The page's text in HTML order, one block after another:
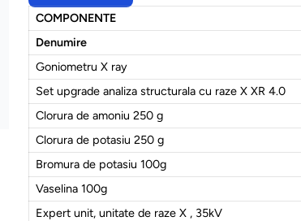
COMPONENTE
Denumire
Goniometru X ray
Set upgrade analiza structurala cu raze X XR 4.0
Clorura de amoniu 250 g
Clorura de potasiu 250 g
Bromura de potasiu 100g
Vaselina 100g
Expert unit, unitate de raze X , 35kV